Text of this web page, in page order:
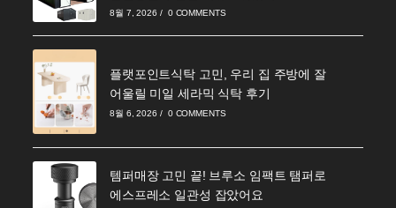
8월 7, 2026 / 0 COMMENTS
플랫포인트식탁 고민, 우리 집 주방에 잘
어울릴 미일 세라믹 식탁 후기
8월 6, 2026 / 0 COMMENTS
템퍼매장 고민 끝! 브루소 임팩트 탬퍼로
에스프레소 일관성 잡았어요